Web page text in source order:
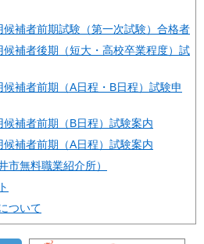
補者前期試験（第一次試験）合格者
補者後期（短大・高校卒業程度）試
補者前期（A日程・B日程）試験申
補者前期（B日程）試験案内
補者前期（A日程）試験案内
市無料職業紹介所）
ついて